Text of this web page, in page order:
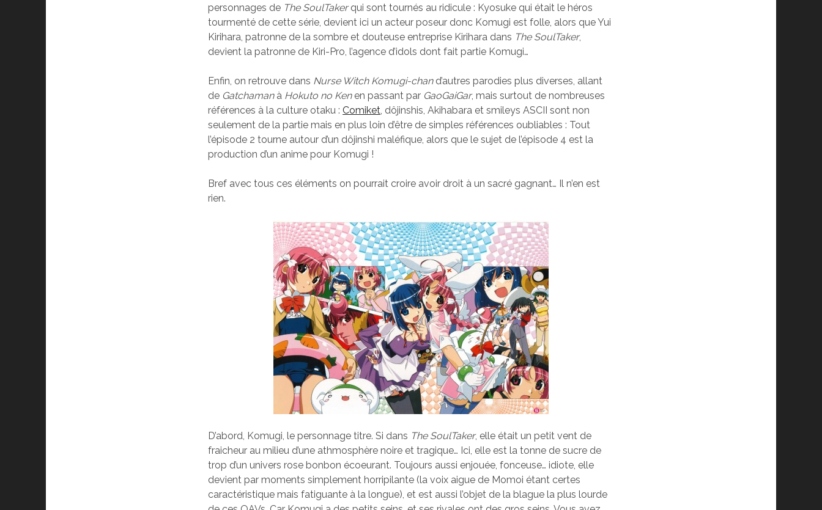
personnages de The SoulTakerqui sont tournés au ridicule : Kyosuke qui était le héros
tourmenté de cette série, devient ici un acteur poseur donc Komugi est folle, alors que Yui
Kirihara, patronne de la sombre et douteuse entreprise Kirihara dans The SoulTaker,
devient la patronne de Kiri-Pro, l’agence d’idols dont fait partie Komugi…
Enfin, on retrouve dans Nurse Witch Komugi-chand’autres parodies plus diverses, allant
de Gatchamanà Hokuto no Kenen passant par GaoGaiGar, mais surtout de nombreuses
références à la culture otaku :Comiket, dôjinshis, Akihabara et smileys ASCII sont non
seulement de la partie mais en plus loin d’être de simples références oubliables : Tout
l’épisode 2 tourne autour d’un dôjinshi maléfique, alors que le sujet de l’épisode 4 est la
production d’un anime pour Komugi !
Bref avec tous ces éléments on pourrait croire avoir droit à un sacré gagnant… Il n’en est
rien.
D’abord, Komugi, le personnage titre. Si dans The SoulTaker, elle était un petit vent de
fraicheur au milieu d’une athmosphère noire et tragique… Ici, elle est la tonne de sucre de
trop d’un univers rose bonbon écoeurant. Toujours aussi enjouée, fonceuse… idiote, elle
devient par moments simplement horripilante (la voix aigue de Momoi étant certes
caractéristique mais fatiguante à la longue), et est aussi l’objet de la blague la plus lourde